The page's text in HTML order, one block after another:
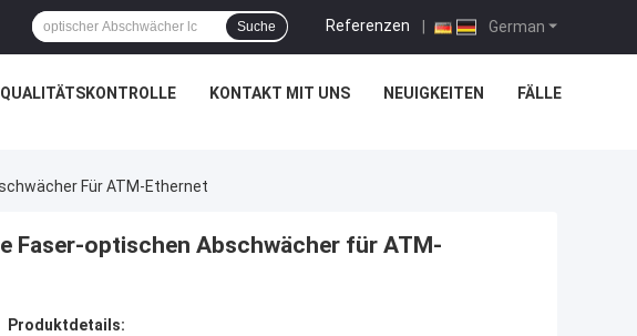
German
Referenzen |
Suche
QUALITÄTSKONTROLLE KONTAKT MIT UNS NEUIGKEITEN FÄLLE
Für ATM-Ethernet
Faser-optischen Abschwächer für ATM-
Produktdetails: